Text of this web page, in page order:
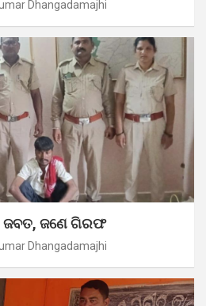
Dhangadamajhi
ଜବତ, ଜଣେ ଗିରଫ
Dhangadamajhi